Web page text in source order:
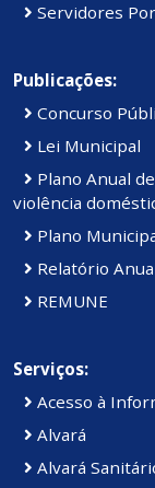
Servidores
Publicações:
Concurso
Lei Municipal
Plano Anual
violência
Plano
Relatório
REMUNE
Serviços:
Acesso à
Alvará
Alvará